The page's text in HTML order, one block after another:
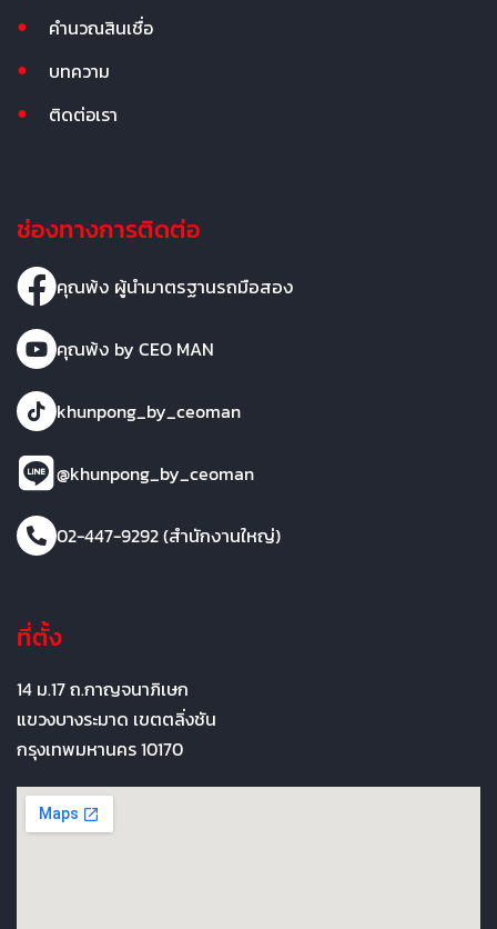
คำนวณสินเชื่อ
บทความ
ติดต่อเรา
ช่องทางการติดต่อ
คุณพ้ง ผู้นำมาตรฐานรถมือสอง
คุณพ้ง by CEO MAN
khunpong_by_ceoman
@khunpong_by_ceoman
02-447-9292 (สำนักงานใหญ่)
ที่ตั้ง
14 ม.17 ถ.กาญจนาภิเษก
แขวงบางระมาด เขตตลิ่งชัน
กรุงเทพมหานคร 10170